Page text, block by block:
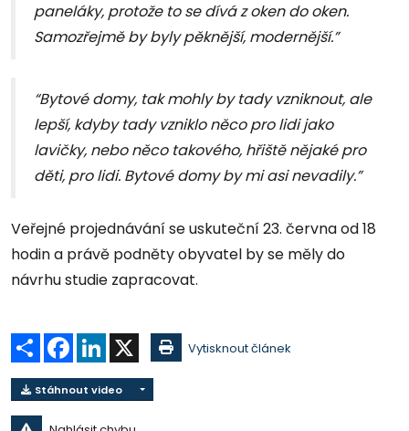
paneláky, protože to se dívá z oken do oken.
Samozřejmě by byly pěknější, modernější.”
“Bytové domy, tak mohly by tady vzniknout, ale
lepší, kdyby tady vzniklo něco pro lidi jako
lavičky, nebo něco takového, hřiště nějaké pro
děti, pro lidi. Bytové domy by mi asi nevadily.”
Veřejné projednávání se uskuteční 23. června od 18
hodin a právě podněty obyvatel by se měly do
návrhu studie zapracovat.
Sdílet Facebook
LinkedIn Vytisknout článek
Stáhnout video